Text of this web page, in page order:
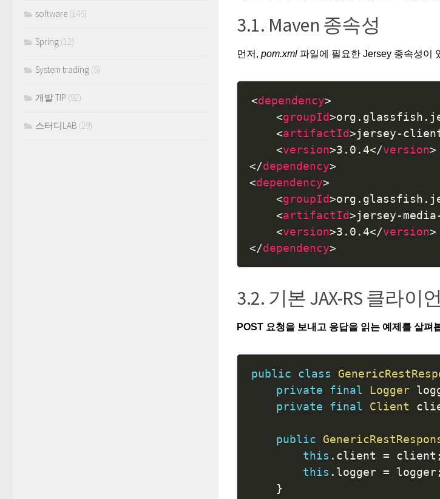
3.1. Maven 종속성
먼저, pom.xml 파일에 필요한 Jersey 종속성이
<dependency>
<groupId>
<artifactId>jersey-
<version>3.0.4</version>
</dependency>
<dependency>
<groupId>
<artifactId>jersey-
<version>3.0.4</version>
</dependency>
3.2. 기본 JAX-RS 클라이
POST 요청을 보내고 응답을 읽는 예제를 살펴
public class
private
final Logger
private
final Client
public
this . client = client ;
this . logger = logger;
}
software (146)
Spring (12)
System trading (5)
개발 TIP (92)
스터디LAB (29)